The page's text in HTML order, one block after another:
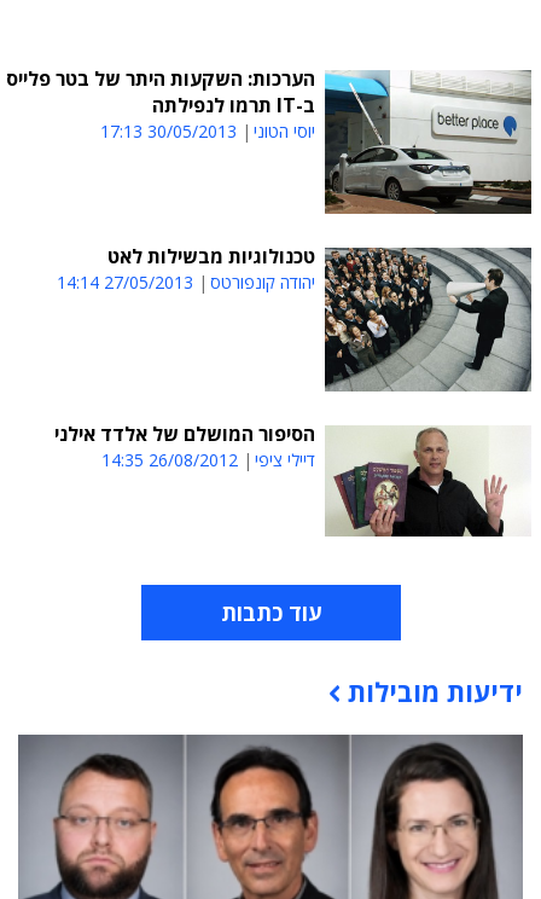
הערכות: השקעות היתר של בטר פלייס
ב-IT תרמו לנפילתה
יוסי הטוני 30/05/2013 17:13
טכנולוגיות מבשילות לאט
יהודה קונפורטס 27/05/2013 14:14
הסיפור המושלם של אלדד אילני
דיילי ציפי 26/08/2012 14:35
עוד כתבות
תוכן פרסומי
ידיעות מובילות